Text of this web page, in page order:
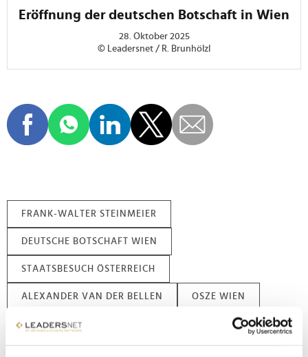
Eröffnung der deutschen Botschaft in Wien
28. Oktober 2025
© Leadersnet / R. Brunhölzl
FRANK-WALTER STEINMEIER
DEUTSCHE BOTSCHAFT WIEN
STAATSBESUCH ÖSTERREICH
ALEXANDER VAN DER BELLEN OSZE WIEN
JONAS KAUFMANN FRIEDRICH FORSTHUBER